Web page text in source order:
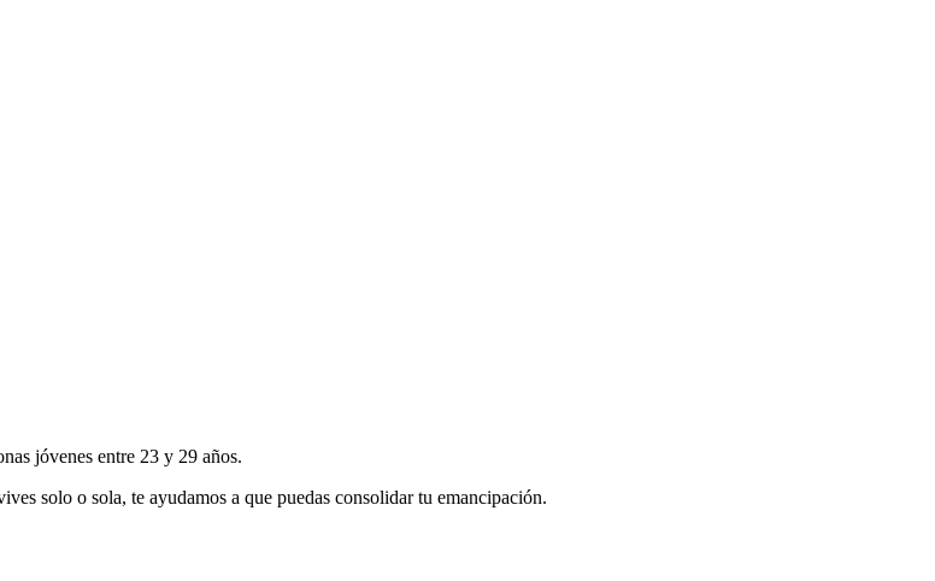
jóvenes entre 23 y 29 años.
solo o sola, te ayudamos a que puedas consolidar tu emancipación.